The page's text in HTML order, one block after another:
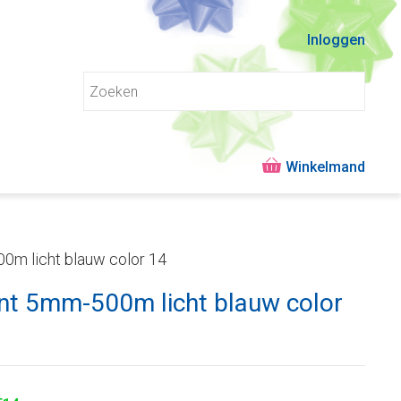
Inloggen
licht blauw color 14
5mm-500m licht blauw color